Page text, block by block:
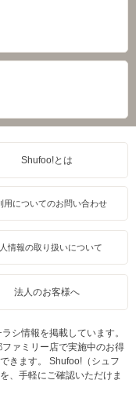
Shufoo!とは
用についてのお問い合わせ
情報の取り扱いについて
法人のお客様へ
シ情報を掲載しています。
ァミリー店で実施中のお得
きます。 Shufoo!（シュフ
、手軽にご確認いただけま